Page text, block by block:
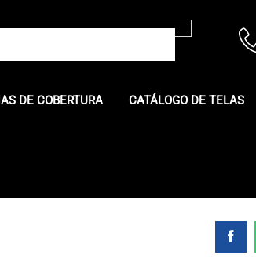
DE COBERTURA CATÁLOGO DE TELAS